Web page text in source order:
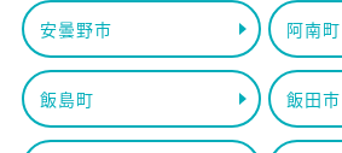
安曇野市 阿南町
飯島町 飯田市